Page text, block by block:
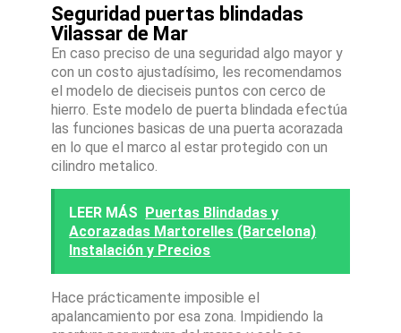
Seguridad puertas blindadas
Vilassar de Mar
En caso preciso de una seguridad algo mayor y
con un costo ajustadísimo, les recomendamos
el modelo de dieciseis puntos con cerco de
hierro. Este modelo de puerta blindada efectúa
las funciones basicas de una puerta acorazada
en lo que el marco al estar protegido con un
cilindro metalico.
LEER MÁS Puertas Blindadas y
Acorazadas Martorelles (Barcelona)
Instalación y Precios
Hace prácticamente imposible el
apalancamiento por esa zona. Impidiendo la